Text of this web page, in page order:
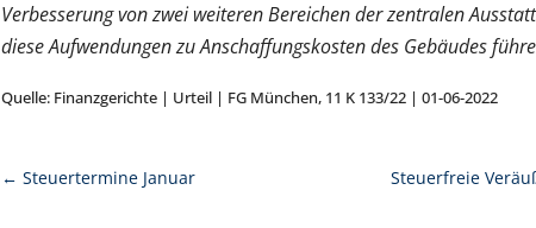
Verbesserung von zwei weiteren Bereichen der zentralen
diese Aufwendungen zu Anschaffungskosten des Gebäudes
Quelle: Finanzgerichte | Urteil | FG München, 11 K 133/22 | 01-06-2022
← Steuertermine Januar Steuerfreie